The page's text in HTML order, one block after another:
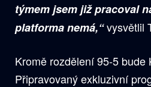
týmem jsem již pracoval
platforma nemá,“vysvětlil
Kromě rozdělení 95-5
Připravovaný exkluzivní